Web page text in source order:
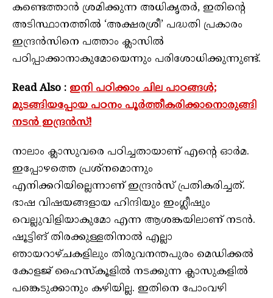
കണ്ടെത്താന്‍ ശ്രമിക്കുന്ന അധികൃതര്‍, ഇതിന്റെ
അടിസ്ഥാനത്തില്‍ ‘അക്ഷരശ്രീ’ പദ്ധതി പ്രകാരം
ഇന്ദ്രന്‍സിനെ പത്താം ക്ലാസില്‍
പഠിപ്പാക്കാനാകുമോയെന്നും പരിശോധിക്കുന്നുണ്ട്.
Read Also : ഇനി പഠിക്കാം ചില പാഠങ്ങൾ;
മുടങ്ങിയപ്പോയ പഠനം പൂർത്തീകരിക്കാനൊരുങ്ങി
നടൻ ഇന്ദ്രൻസ്!
നാലാം ക്ലാസുവരെ പഠിച്ചതായാണ് എന്റെ ഓര്‍മ.
ഇപ്പോഴത്തെ പ്രശ്‌നമൊന്നും
എനിക്കറിയില്ലെന്നാണ് ഇന്ദ്രന്‍സ് പ്രതികരിച്ചത്.
ഭാഷ വിഷയങ്ങളായ ഹിന്ദിയും ഇംഗ്ലീഷും
വെല്ലുവിളിയാകുമോ എന്ന ആശങ്കയിലാണ് നടന്‍.
ഷൂട്ടിങ് തിരക്കുള്ളതിനാല്‍ എല്ലാ
ഞായറാഴ്ചകളിലും തിരുവനന്തപുരം മെഡിക്കല്‍
കോളജ് ഹൈസ്‌കൂളില്‍ നടക്കുന്ന ക്ലാസുകളില്‍
പങ്കെടുക്കാനും കഴിയില്ല. ഇതിനെ പോംവഴി